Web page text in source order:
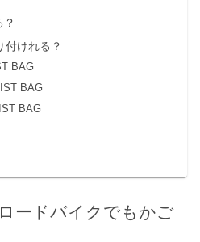
付けれる？
BAG
BAG
BAG
ードバイクでもかご